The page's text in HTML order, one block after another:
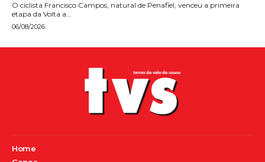
O ciclista Francisco Campos, natural de Penafiel, venceu a primeira
etapa da Volta a...
06/08/2026
Home